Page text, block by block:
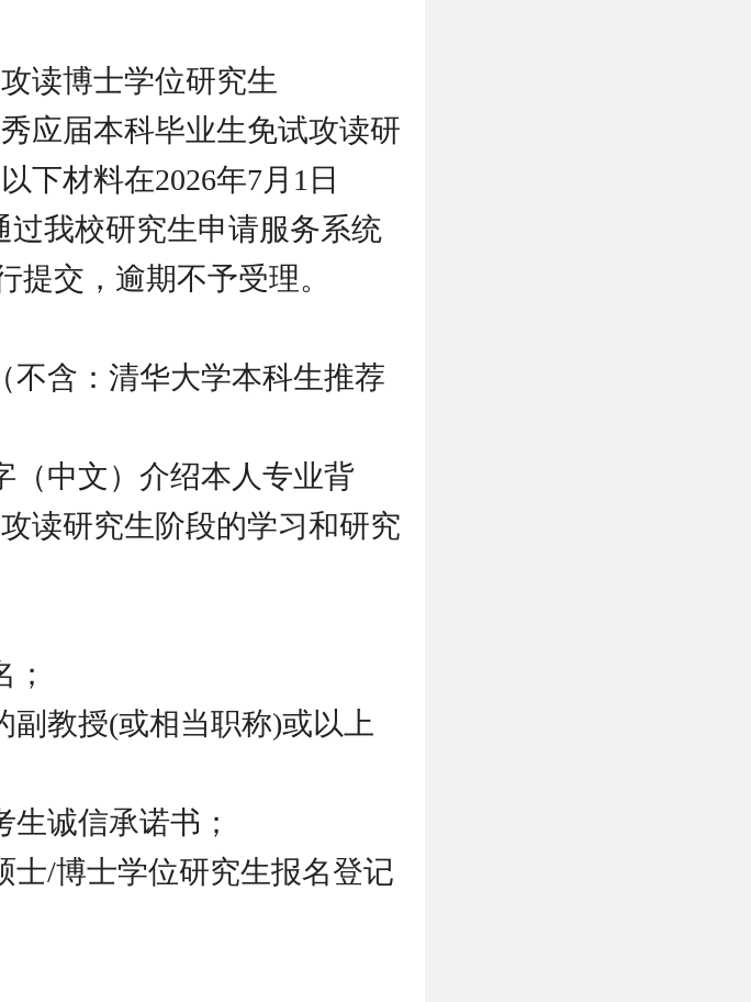
读博士学位研究生
应届本科毕业生免试攻读研
下材料在2026年7月1日
过我校研究生申请服务系统
提交，逾期不予受理。
不含：清华大学本科生推荐
（中文）介绍本人专业背
读研究生阶段的学习和研究
副教授(或相当职称)或以上
生诚信承诺书；
士/博士学位研究生报名登记